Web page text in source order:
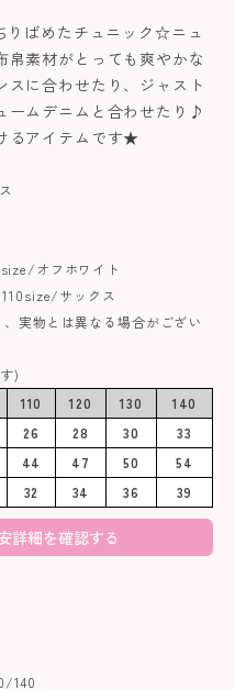
りばめたチュニック☆ニュ
帛素材がとっても爽やかな
スに合わせたり、ジャスト
ームデニムと合わせたり♪
るアイテムです★
オフホワイト
サックス
実物とは異なる場合がござい
)
110 120 130
140
26 28 30
33
44 47 50
54
32 34 36 39
詳細を確認する
140